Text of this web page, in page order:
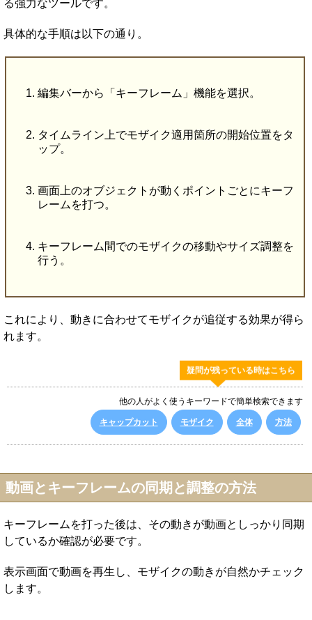
る強力なツールです。
具体的な手順は以下の通り。
編集バーから「キーフレーム」機能を選択。
タイムライン上でモザイク適用箇所の開始位置をタ
ップ。
画面上のオブジェクトが動くポイントごとにキーフ
レームを打つ。
キーフレーム間でのモザイクの移動やサイズ調整を
行う。
これにより、動きに合わせてモザイクが追従する効果が得ら
れます。
疑問が残っている時はこちら
他の人がよく使うキーワードで簡単検索できます
キャップカット モザイク 全体 方法
動画とキーフレームの同期と調整の方法
キーフレームを打った後は、その動きが動画としっかり同期
しているか確認が必要です。
表示画面で動画を再生し、モザイクの動きが自然かチェック
します。